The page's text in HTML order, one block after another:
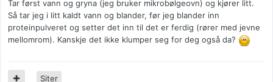
Tar først vann og gryna (jeg bruker mikrobølgeovn) og kjører litt.
Så tar jeg i litt kaldt vann og blander, før jeg blander inn
proteinpulveret og setter det inn til det er ferdig (rører med jevne
mellomrom). Kanskje det ikke klumper seg for deg også da?
Siter